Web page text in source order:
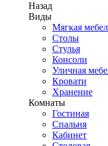
Назад
Виды
Мягкая
Столы
Стулья
Консоли
Уличная
Кровати
Хранение
Комнаты
Гостиная
Спальня
Кабинет